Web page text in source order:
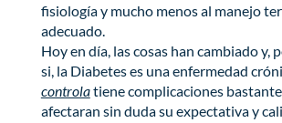
fisiología y mucho menos al manejo
adecuado.
Hoy en día, las cosas han cambiado y,
si, la Diabetes es una enfermedad
controlatiene complicaciones
afectaran sin duda su expectativa y